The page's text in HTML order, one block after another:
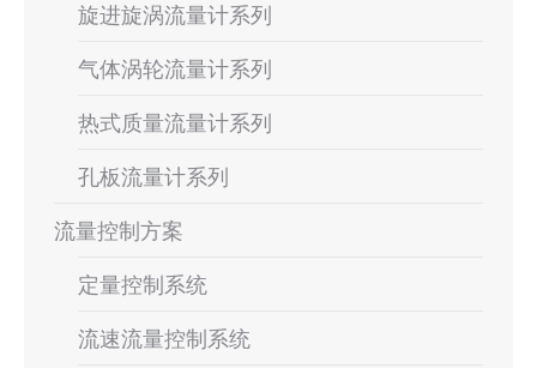
旋进旋涡流量计系列
气体涡轮流量计系列
热式质量流量计系列
孔板流量计系列
流量控制方案
定量控制系统
流速流量控制系统